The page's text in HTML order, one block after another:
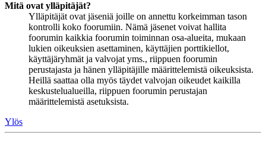
Mitä ovat ylläpitäjät?
Ylläpitäjät ovat jäseniä joille on annettu korkeimman tason
kontrolli koko foorumiin. Nämä jäsenet voivat hallita
foorumin kaikkia foorumin toiminnan osa-alueita, mukaan
lukien oikeuksien asettaminen, käyttäjien porttikiellot,
käyttäjäryhmät ja valvojat yms., riippuen foorumin
perustajasta ja hänen ylläpitäjille määrittelemistä oikeuksista.
Heillä saattaa olla myös täydet valvojan oikeudet kaikilla
keskustelualueilla, riippuen foorumin perustajan
määrittelemistä asetuksista.
Ylös